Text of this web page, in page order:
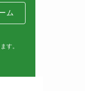
ム
す。